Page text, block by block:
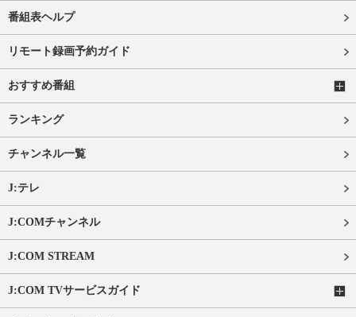
番組表ヘルプ
リモート録画予約ガイド
おすすめ番組
ランキング
チャンネル一覧
J:テレ
J:COMチャンネル
J:COM STREAM
J:COM TVサービスガイド